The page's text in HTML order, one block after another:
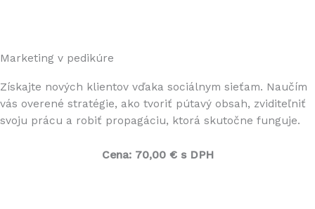
Marketing v pedikúre
Získajte nových klientov vďaka sociálnym sieťam. Naučím
vás overené stratégie, ako tvoriť pútavý obsah, zviditeľniť
svoju prácu a robiť propagáciu, ktorá skutočne funguje.
Cena: 70,00 € s DPH